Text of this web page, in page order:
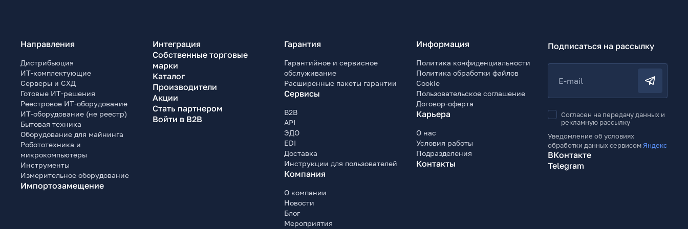
Направления
Дистрибьюция
ИТ-комплектующие
Серверы и СХД
Готовые ИТ-решения
Реестровое ИТ-оборудование
ИТ-оборудование (не реестр)
Бытовая техника
Оборудование для майнинга
Робототехника и
микрокомпьютеры
Инструменты
Измерительное оборудование
Импортозамещение
Интеграция
Собственные торговые
марки
Каталог
Производители
Акции
Стать партнером
Войти в B2B
Гарантия
Гарантийное и сервисное
обслуживание
Расширенные пакеты гарантии
Сервисы
B2B
API
ЭДО
EDI
Доставка
Инструкции для пользователей
Компания
О компании
Новости
Блог
Мероприятия
Информация
Политика конфиденциальности
Политика обработки файлов
Cookie
Пользовательское соглашение
Договор-оферта
Карьера
О нас
Условия работы
Подразделения
Контакты
Подписаться на рассылку
E-mail
Согласен на передачу данных и
рекламную рассылку
Уведомление об условиях
обработки данных сервисом Яндекс
ВКонтакте
Telegram